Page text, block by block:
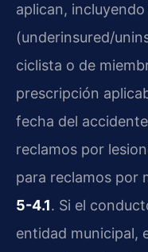
aplican,
(underinsured/
ciclista o de
prescripción
fecha del
reclamos por
para reclamos por
5-4.1. Si el
entidad municipal,